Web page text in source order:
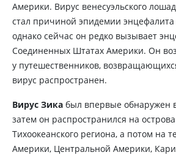
Америки. Вирус венесуэльского
стал причиной эпидемии энцефалита
однако сейчас он редко вызывает
Соединенных Штатах Америки. Он
у путешественников,
вирус распространен.
Вирус Зика был впервые обнаружен
затем он распространился на
Тихоокеанского региона, а потом
Америки, Центральной Америки,